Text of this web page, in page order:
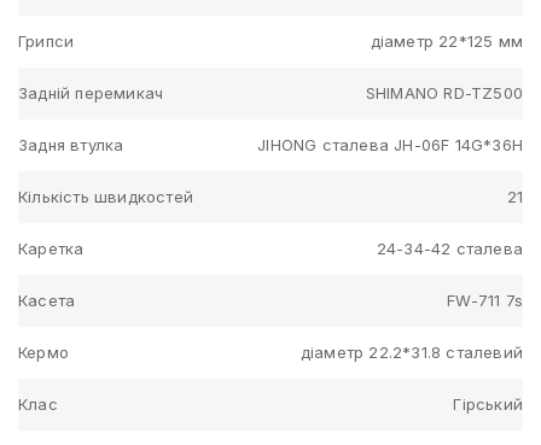
Грипси діаметр 22*125 мм
Задній перемикач SHIMANO RD-TZ500
Задня втулка JIHONG сталева JH-06F 14G*36H
Кількість швидкостей 21
Каретка 24-34-42 сталева
Касета FW-711 7s
Кермо діаметр 22.2*31.8 сталевий
Клас Гірський